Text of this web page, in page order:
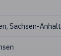
, Sachsen-Anhalt